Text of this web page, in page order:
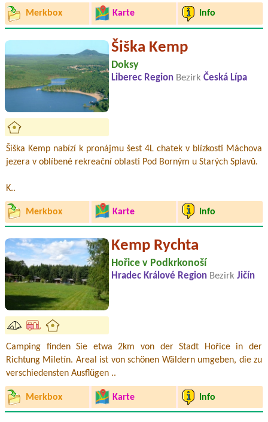
Merkbox Karte Info
Šiška Kemp
Doksy
Liberec Region Bezirk Česká Lípa
Šiška Kemp nabízí k pronájmu šest 4L chatek v blízkosti Máchova
jezera v oblíbené rekreační oblasti Pod Borným u Starých Splavů.
K..
Merkbox Karte Info
Kemp Rychta
Hořice v Podkrkonoší
Hradec Králové Region Bezirk Jičín
Camping finden Sie etwa 2km von der Stadt Hořice in der
Richtung Miletín. Areal ist von schönen Wäldern umgeben, die zu
verschiedensten Ausflügen ..
Merkbox Karte Info